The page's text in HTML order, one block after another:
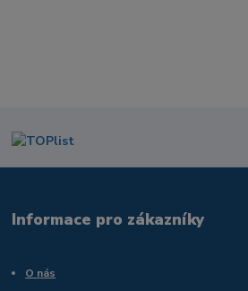
Informace pro zákazníky
O nás